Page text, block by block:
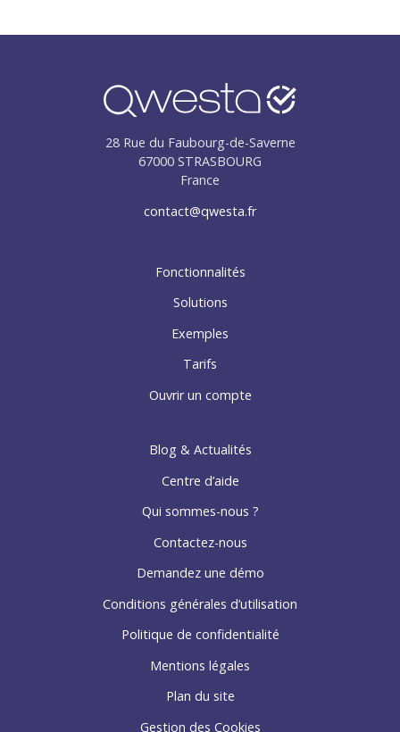
28 Rue du Faubourg-de-Saverne
67000 STRASBOURG
France
contact@qwesta.fr
Fonctionnalités
Solutions
Exemples
Tarifs
Ouvrir un compte
Blog & Actualités
Centre d’aide
Qui sommes-nous ?
Contactez-nous
Demandez une démo
Conditions générales d’utilisation
Politique de confidentialité
Mentions légales
Plan du site
Gestion des Cookies